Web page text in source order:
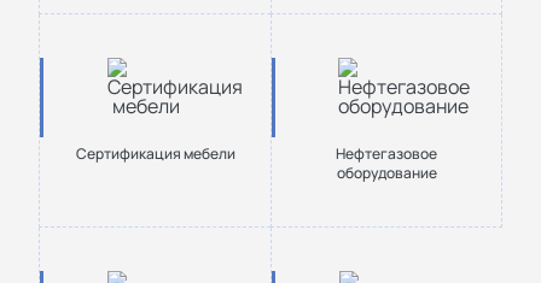
Сертификация мебели
Нефтегазовое
оборудование